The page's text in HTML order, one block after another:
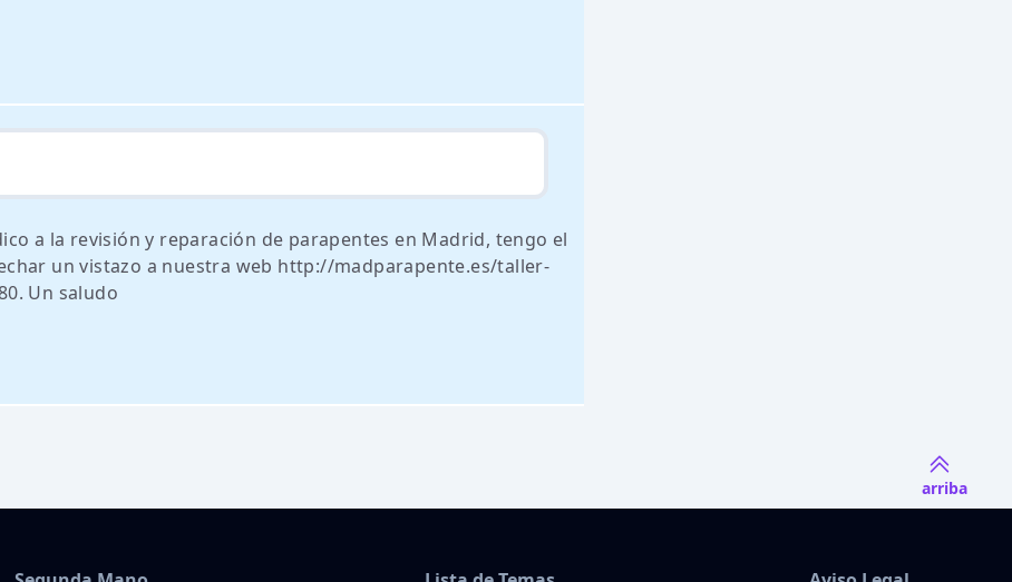
a la revisión y reparación de parapentes en Madrid, tengo el
un vistazo a nuestra web http://madparapente.es/taller-
Un saludo
arriba